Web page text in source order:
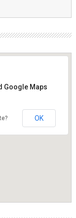
Google Maps
OK